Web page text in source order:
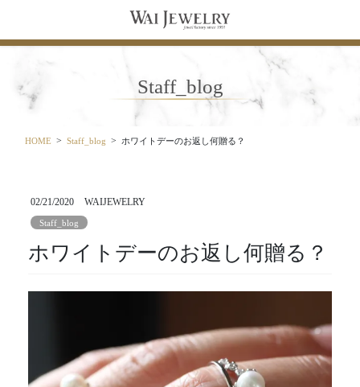
テ
ゲ
Staff_blog
HOME Staff_blog ホワイトデーのお返し何贈る？
02/21/2020 WAIJEWELRY
Staff_blog
ホワイトデーのお返し何贈る？